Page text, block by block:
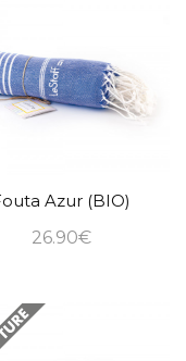
Azur (BIO)
26.90€